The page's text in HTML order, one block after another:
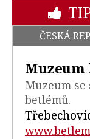
ČESKÁ
Muzeum
betlémů.